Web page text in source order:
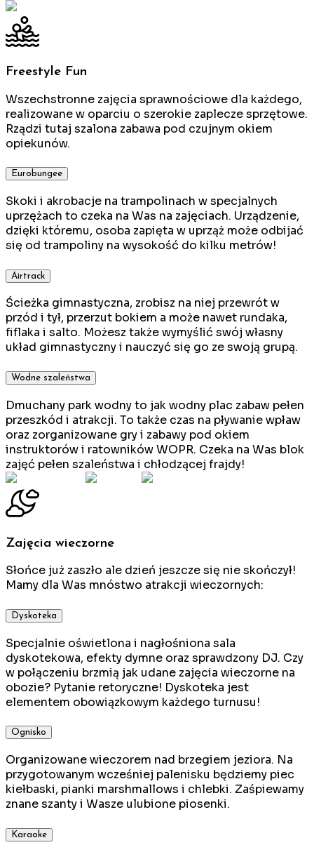
Freestyle Fun
Wszechstronne zajęcia sprawnościowe dla każdego,
realizowane w oparciu o szerokie zaplecze sprzętowe.
Rządzi tutaj szalona zabawa pod czujnym okiem
opiekunów.
Eurobungee
Skoki i akrobacje na trampolinach w specjalnych
uprzężach to czeka na Was na zajęciach. Urządzenie,
dzięki któremu, osoba zapięta w uprząż może odbijać
się od trampoliny na wysokość do kilku metrów!
Airtrack
Ścieżka gimnastyczna, zrobisz na niej przewrót w
przód i tył, przerzut bokiem a może nawet rundaka,
fiflaka i salto. Możesz także wymyślić swój własny
układ gimnastyczny i nauczyć się go ze swoją grupą.
Wodne szaleństwa
Dmuchany park wodny to jak wodny plac zabaw pełen
przeszkód i atrakcji. To także czas na pływanie wpław
oraz zorganizowane gry i zabawy pod okiem
instruktorów i ratowników WOPR. Czeka na Was blok
zajęć pełen szaleństwa i chłodzącej frajdy!
Zajęcia wieczorne
Słońce już zaszło ale dzień jeszcze się nie skończył!
Mamy dla Was mnóstwo atrakcji wieczornych:
Dyskoteka
Specjalnie oświetlona i nagłośniona sala
dyskotekowa, efekty dymne oraz sprawdzony DJ. Czy
w połączeniu brzmią jak udane zajęcia wieczorne na
obozie? Pytanie retoryczne! Dyskoteka jest
elementem obowiązkowym każdego turnusu!
Ognisko
Organizowane wieczorem nad brzegiem jeziora. Na
przygotowanym wcześniej palenisku będziemy piec
kiełbaski, pianki marshmallows i chlebki. Zaśpiewamy
znane szanty i Wasze ulubione piosenki.
Karaoke